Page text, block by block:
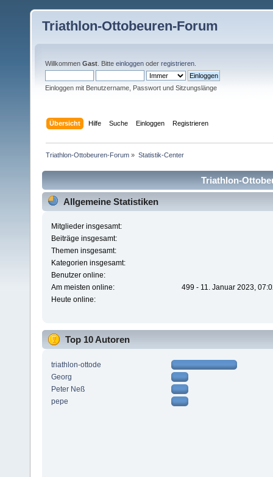
Triathlon-Ottobeuren-Forum
Willkommen Gast . Bitte einloggen oder registrieren
Einloggen mit Benutzername, Passwort und Sitzungslänge
Übersicht Hilfe Suche Einloggen Registrieren
Triathlon-Ottobeuren-Forum » Statistik-Center
Triathlon-
Allgemeine Statistiken
Mitglieder insgesamt:
Beiträge insgesamt:
Themen insgesamt:
Kategorien insgesamt:
Benutzer online:
Am meisten online:
499 - 11. Januar 2023,
Heute online:
Top 10 Autoren
triathlon-ottode
Georg
Peter Neß
pepe